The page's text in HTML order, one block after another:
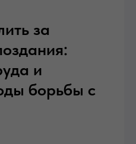
за
и
борьбы с